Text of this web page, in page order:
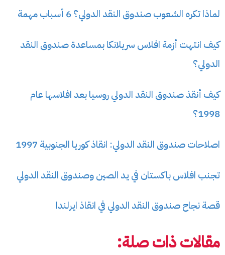
لماذا تكره الشعوب صندوق النقد الدولي؟ 6 أسباب مهمة
كيف انتهت أزمة افلاس سريلانكا بمساعدة صندوق النقد
الدولي؟
كيف أنقذ صندوق النقد الدولي روسيا بعد افلاسها عام
1998؟
اصلاحات صندوق النقد الدولي: انقاذ كوريا الجنوبية 1997
تجنب افلاس باكستان في يد الصين وصندوق النقد الدولي
قصة نجاح صندوق النقد الدولي في انقاذ ايرلندا
مقالات ذات صلة: